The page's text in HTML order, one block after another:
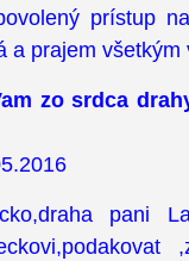
prístup
a prajem všetkým
zo srdca
pani